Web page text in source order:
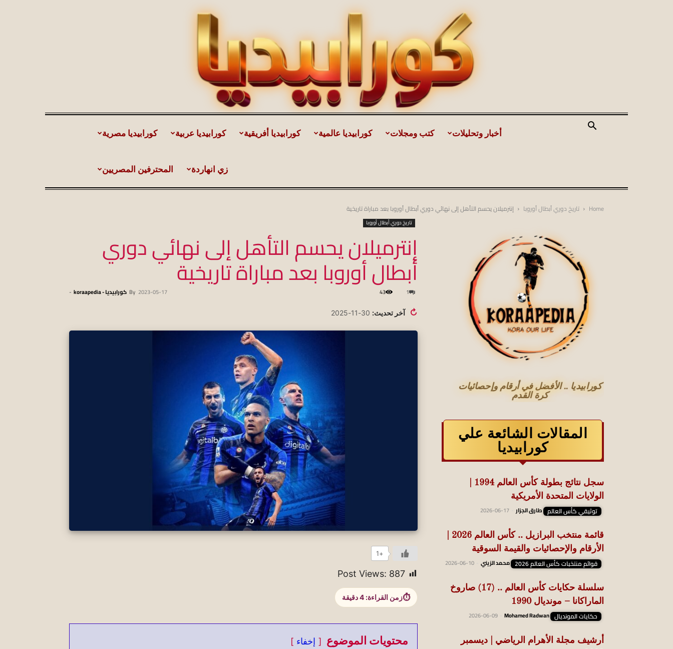
koraapedia
كورابيديا مصرية كورابيديا عربية كورابيديا أفريقية كورابيديا عالمية كتب ومجلات أخبار وتحليلات
المحترفين المصريين زي انهاردة
Home تاريخ دوري أبطال أوروبا إنترميلان يحسم التأهل إلى نهائي دوري أبطال أوروبا بعد مباراة تاريخية
تاريخ دوري أبطال أوروبا
إنترميلان يحسم التأهل إلى نهائي دوري
أبطال أوروبا بعد مباراة تاريخية
By كورابيديا - koraapedia - 2023-05-17 1
43
↻ آخر تحديث: 30-11-2025
+1
Post Views: 887
زمن القراءة: 4دقيقة
محتويات الموضوع
إخفاء
كورابيديا .. الأفضل في أرقام وإحصائيات
كرة القدم
المقالات الشائعة علي
كورابيديا
الولايات المتحدة الأمريكية
توثيقي كأس العالم طارق الجزار 2026-06-17
الأرقام والإحصائيات والقيمة السوقية
قوائم منتخبات كأس العالم 2026 محمد الزيني 2026-06-10
سلسلة حكايات كأس العالم .. (17) صاروخ
الماراكانا – مونديال 1990
حكايات المونديال Mohamed Radwan
2026-06-09
أرشيف مجلة الأهرام الرياضي | ديسمبر